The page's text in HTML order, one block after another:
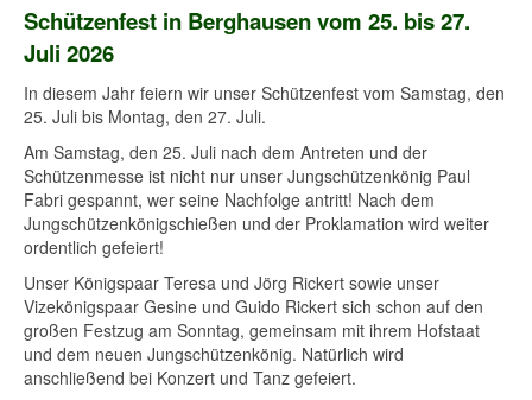
Schützenfest in Berghausen vom 25. bis 27.
Juli 2026
In diesem Jahr feiern wir unser Schützenfest vom Samstag, den
25. Juli bis Montag, den 27. Juli.
Am Samstag, den 25. Juli nach dem Antreten und der
Schützenmesse ist nicht nur unser Jungschützenkönig Paul
Fabri gespannt, wer seine Nachfolge antritt! Nach dem
Jungschützenkönigschießen und der Proklamation wird weiter
ordentlich gefeiert!
Unser Königspaar Teresa und Jörg Rickert sowie unser
Vizekönigspaar Gesine und Guido Rickert sich schon auf den
großen Festzug am Sonntag, gemeinsam mit ihrem Hofstaat
und dem neuen Jungschützenkönig. Natürlich wird
anschließend bei Konzert und Tanz gefeiert.